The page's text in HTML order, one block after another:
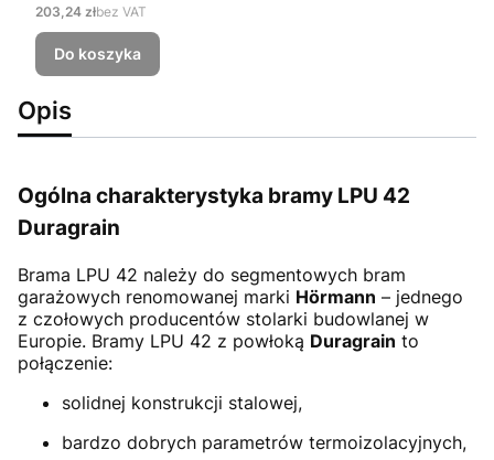
Cena
203,24 złbez VAT
Do koszyka
Opis
Ogólna charakterystyka bramy LPU 42
Duragrain
Brama LPU 42 należy do segmentowych bram
garażowych renomowanej marki Hörmann – jednego
z czołowych producentów stolarki budowlanej w
Europie. Bramy LPU 42 z powłoką Duragrain to
połączenie:
solidnej konstrukcji stalowej,
bardzo dobrych parametrów termoizolacyjnych,